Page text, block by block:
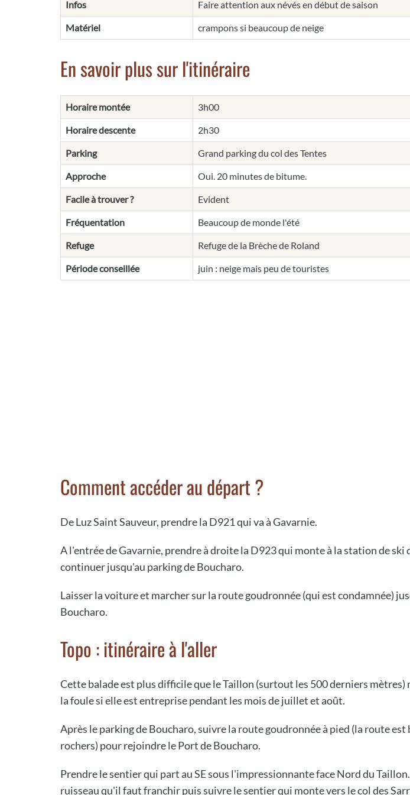
Infos Faire attention aux névés en début de saison
Matériel crampons si beaucoup de neige
En savoir plus sur l'itinéraire
Horaire montée 3h00
Horaire descente 2h30
Parking Grand parking du col des Tentes
Approche Oui. 20 minutes de bitume.
Facile à trouver ? Evident
Fréquentation Beaucoup de monde l'été
Refuge Refuge de la Brèche de Roland
Période conseillée juin : neige mais peu de touristes
Comment accéder au départ ?
De Luz Saint Sauveur, prendre la D921 qui va à Gavarnie.
A l'entrée de Gavarnie, prendre à droite la D923 qui monte à la station de ski
continuer jusqu'au parking de Boucharo.
Laisser la voiture et marcher sur la route goudronnée (qui est condamnée)
Boucharo.
Topo : itinéraire à l'aller
Cette balade est plus difficile que le Taillon (surtout les 500 derniers
la foule si elle est entreprise pendant les mois de juillet et août.
Après le parking de Boucharo, suivre la route goudronnée à pied (la route est
rochers) pour rejoindre le Port de Boucharo.
Prendre le sentier qui part au SE sous l'impressionnante face Nord du
ruisseau qu'il faut franchir puis suivre le sentier qui monte vers le col des